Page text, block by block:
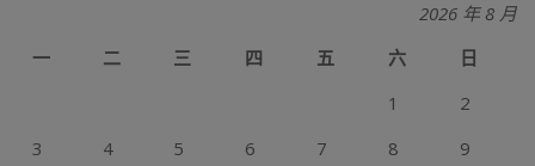
2026 年 8 月
一
二 三 四 五 六
日
1
2
3
4 5 6 7 8
9